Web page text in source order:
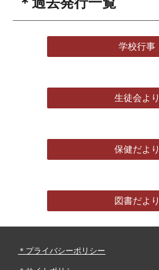
学校行事
生徒会より
保健だより
図書だより
＊プライバシーポリシー